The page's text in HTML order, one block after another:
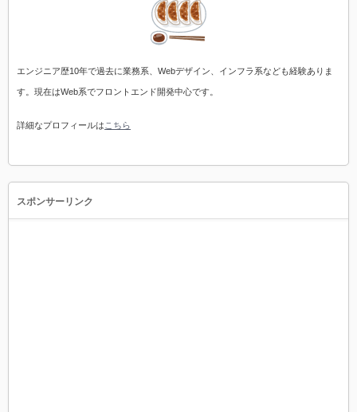
エンジニア歴10年で過去に業務系、Webデザイン、インフラ系なども経験ありま
す。現在はWeb系でフロントエンド開発中心です。
詳細なプロフィールはこちら
スポンサーリンク